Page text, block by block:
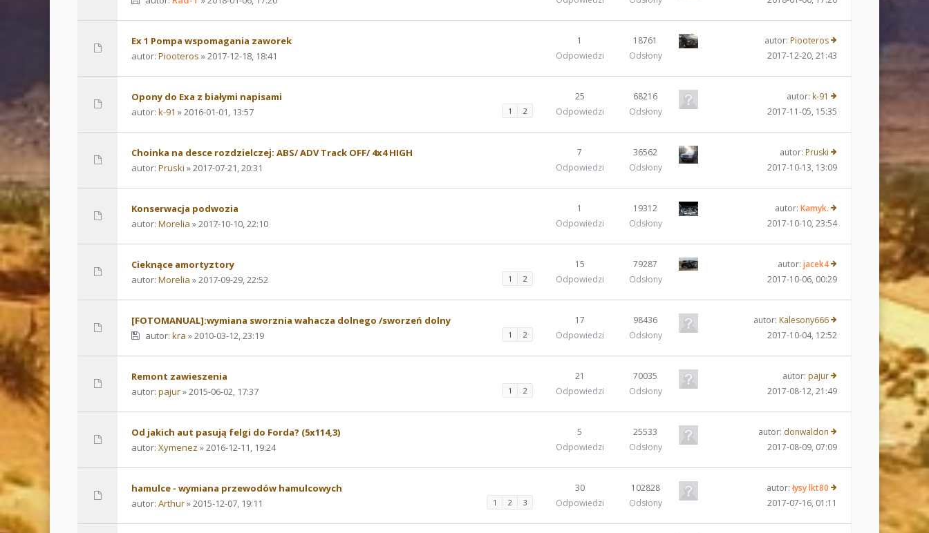
Ex 1 Pompa wspomagania zaworek
autor: Piooteros » 2017-12-18, 18:41
1
Odpowiedzi
18761
Odsłony
autor: Piooteros
2017-12-20, 21:43
Opony do Exa z białymi napisami
autor: k-91 » 2016-01-01, 13:57 1 2
25
Odpowiedzi
68216
Odsłony
autor: k-91
2017-11-05, 15:35
Choinka na desce rozdzielczej: ABS/ ADV Track OFF/ 4x4 HIGH
autor: Pruski » 2017-07-21, 20:31
7
Odpowiedzi
36562
Odsłony
autor: Pruski
2017-10-13, 13:09
Konserwacja podwozia
autor: Morelia » 2017-10-10, 22:10
1
Odpowiedzi
19312
Odsłony
autor: Kamyk.
2017-10-10, 23:54
Cieknące amortyztory
autor: Morelia » 2017-09-29, 22:52 1 2
15
Odpowiedzi
79287
Odsłony
autor: jacek4
2017-10-06, 00:29
[FOTOMANUAL]:wymiana sworznia wahacza dolnego /sworzeń dolny
autor: kra » 2010-03-12, 23:19 1 2
17
Odpowiedzi
98436
Odsłony
autor: Kalesony666
2017-10-04, 12:52
Remont zawieszenia
autor: pajur» 2015-06-02, 17:37 1 2
21
Odpowiedzi
70035
Odsłony
autor: pajur
2017-08-12, 21:49
Od jakich aut pasują felgi do Forda? (5x114,3)
autor: Xymenez » 2016-12-11, 19:24
5
Odpowiedzi
25533
Odsłony
autor: donwaldon
2017-08-09, 07:09
hamulce - wymiana przewodów hamulcowych
autor: Arthur» 2015-12-07, 19:11 1 2 3
30
Odpowiedzi
102828
Odsłony
autor: łysy lkt80
2017-07-16, 01:11